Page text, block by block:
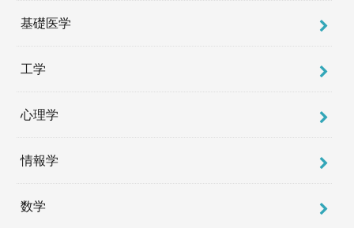
基礎医学
工学
心理学
情報学
数学